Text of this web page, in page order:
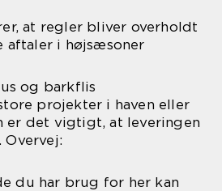
at regler bliver overholdt
aftaler i højsæsoner
og barkflis
projekter i haven eller
er det vigtigt, at leveringen
Overvej:
du har brug for her kan